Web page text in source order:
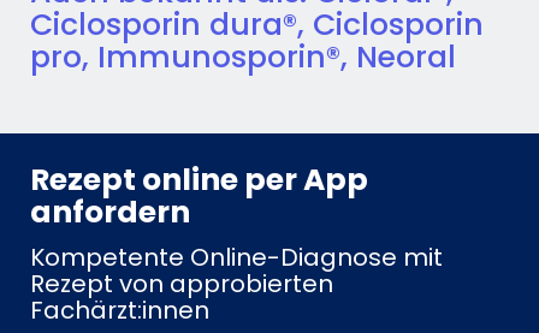
Ciclosporin dura®, Ciclosporin
pro, Immunosporin®, Neoral
Rezept online per App
anfordern​
Kompetente Online-Diagnose mit
Rezept von approbierten
Fachärzt:innen​